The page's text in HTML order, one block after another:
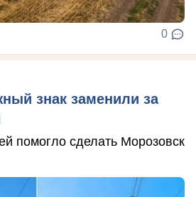
0
знак заменили за
помогло сделать Морозовск